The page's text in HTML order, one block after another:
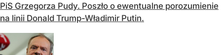
PiS Grzegorza Pudy. Poszło o ewentualne porozumienie
na linii Donald Trump-Władimir Putin.